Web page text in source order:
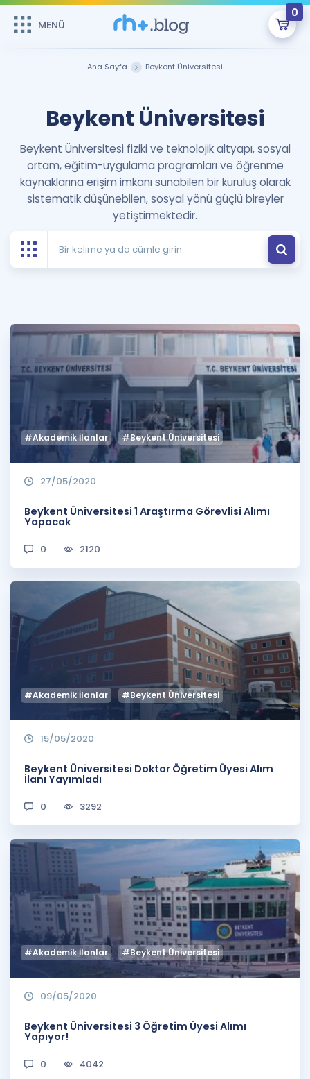
MENÜ
0
Şifremi Hatırlamıyorum
GİRİŞ YAP
ÜYE DEĞİLİM
Sepetin Şu An Boş.
Remzi Hoca ile seni sınava hazırlayacak onlarca eğitim seni
MENÜ
Çalışma Paketleri
Kitaplar ve Kaynaklar
Katılımcı Görüşleri
Puan Hesaplama
Rehberlik Aracı
ÖSYM Sınav Takvimi
Kampanyalar
Blog
İngilizce Gramer
Ana Sayfa Beykent Üniversitesi
Beykent Üniversitesi
Beykent Üniversitesi fiziki ve teknolojik altyapı, sosyal
ortam, eğitim-uygulama programları ve öğrenme
kaynaklarına erişim imkanı sunabilen bir kuruluş olarak
sistematik düşünebilen, sosyal yönü güçlü bireyler
yetiştirmektedir.
#Akademik İlanlar #Beykent Üniversitesi
27/05/2020
Beykent Üniversitesi 1 Araştırma Görevlisi Alımı
Yapacak
0 2120
#Akademik İlanlar #Beykent Üniversitesi
15/05/2020
Beykent Üniversitesi Doktor Öğretim Üyesi Alım
İlanı Yayımladı
0 3292
#Akademik İlanlar #Beykent Üniversitesi
09/05/2020
Beykent Üniversitesi 3 Öğretim Üyesi Alımı
Yapıyor!
0 4042